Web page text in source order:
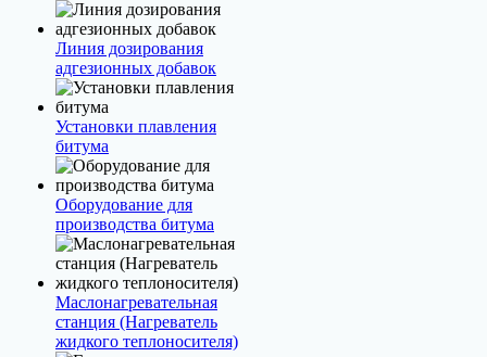
Линия дозирования
адгезионных добавок
Установки плавления
битума
Оборудование для
производства битума
Маслонагревательная
станция (Нагреватель
жидкого теплоносителя)